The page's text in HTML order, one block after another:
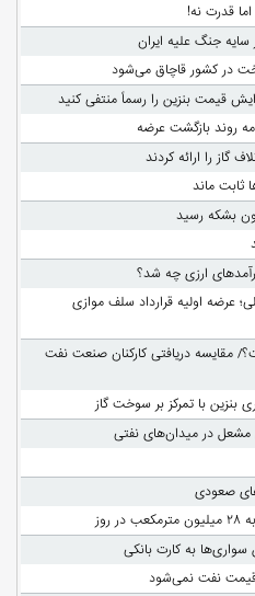
قدرت نه!
جنگ علیه ایران
قیمت بنزین را رسماً منتفی کنید
روند بازگشت عرضه
گاز را ارائه کردند
ماند
ارزی چه شد؟
عرضه اولیه قرارداد سلف موازی
مقایسه دریافتی کارکنان صنعت نفت
مشعل در میدان‌های نفتی
صعودی
سواری‌ها به کارت بانکی
قیمت نفت نمی‌شود